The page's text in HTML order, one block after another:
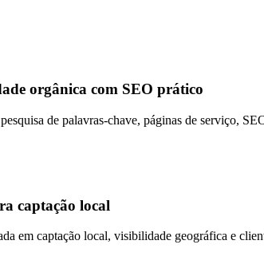
orgânica com SEO prático
de palavras-chave, páginas de serviço,
captação local
em captação local, visibilidade geográfica e